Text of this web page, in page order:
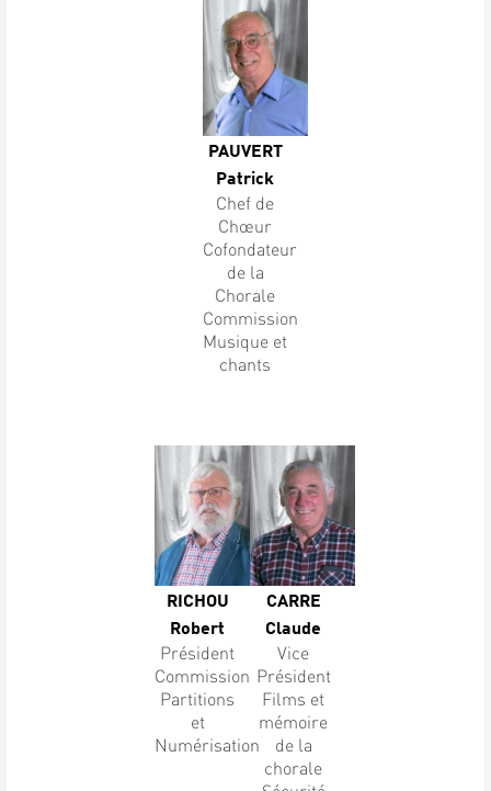
PAUVERT
Patrick
Chef de
Chœur
Cofondateur
de la
Chorale
Commission
Musique et
chants
RICHOU
Robert
Président
Commission
Partitions
et
Numérisation
CARRE
Claude
Vice
Président
Films et
mémoire
de la
chorale